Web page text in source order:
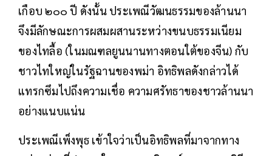
เกือบ ๒๐๐ ปี ดังนั้น ประเพณีวัฒนธรรมของล้านนา
จึงมีลักษณะการผสมผสานระหว่างขนบธรรมเนียม
ของไทลื้อ (ในมณฑลยูนนานทางตอนใต้ของจีน) กับ
ชาวไทใหญ่ในรัฐฉานของพม่า อิทธิพลดังกล่าวได้
แทรกซึมไปถึงความเชื่อ ความศรัทธาของชาวล้านนา
อย่างแนบแน่น
ประเพณีเพ็งพุธ เข้าใจว่าเป็นอิทธิพลที่มาจากทาง